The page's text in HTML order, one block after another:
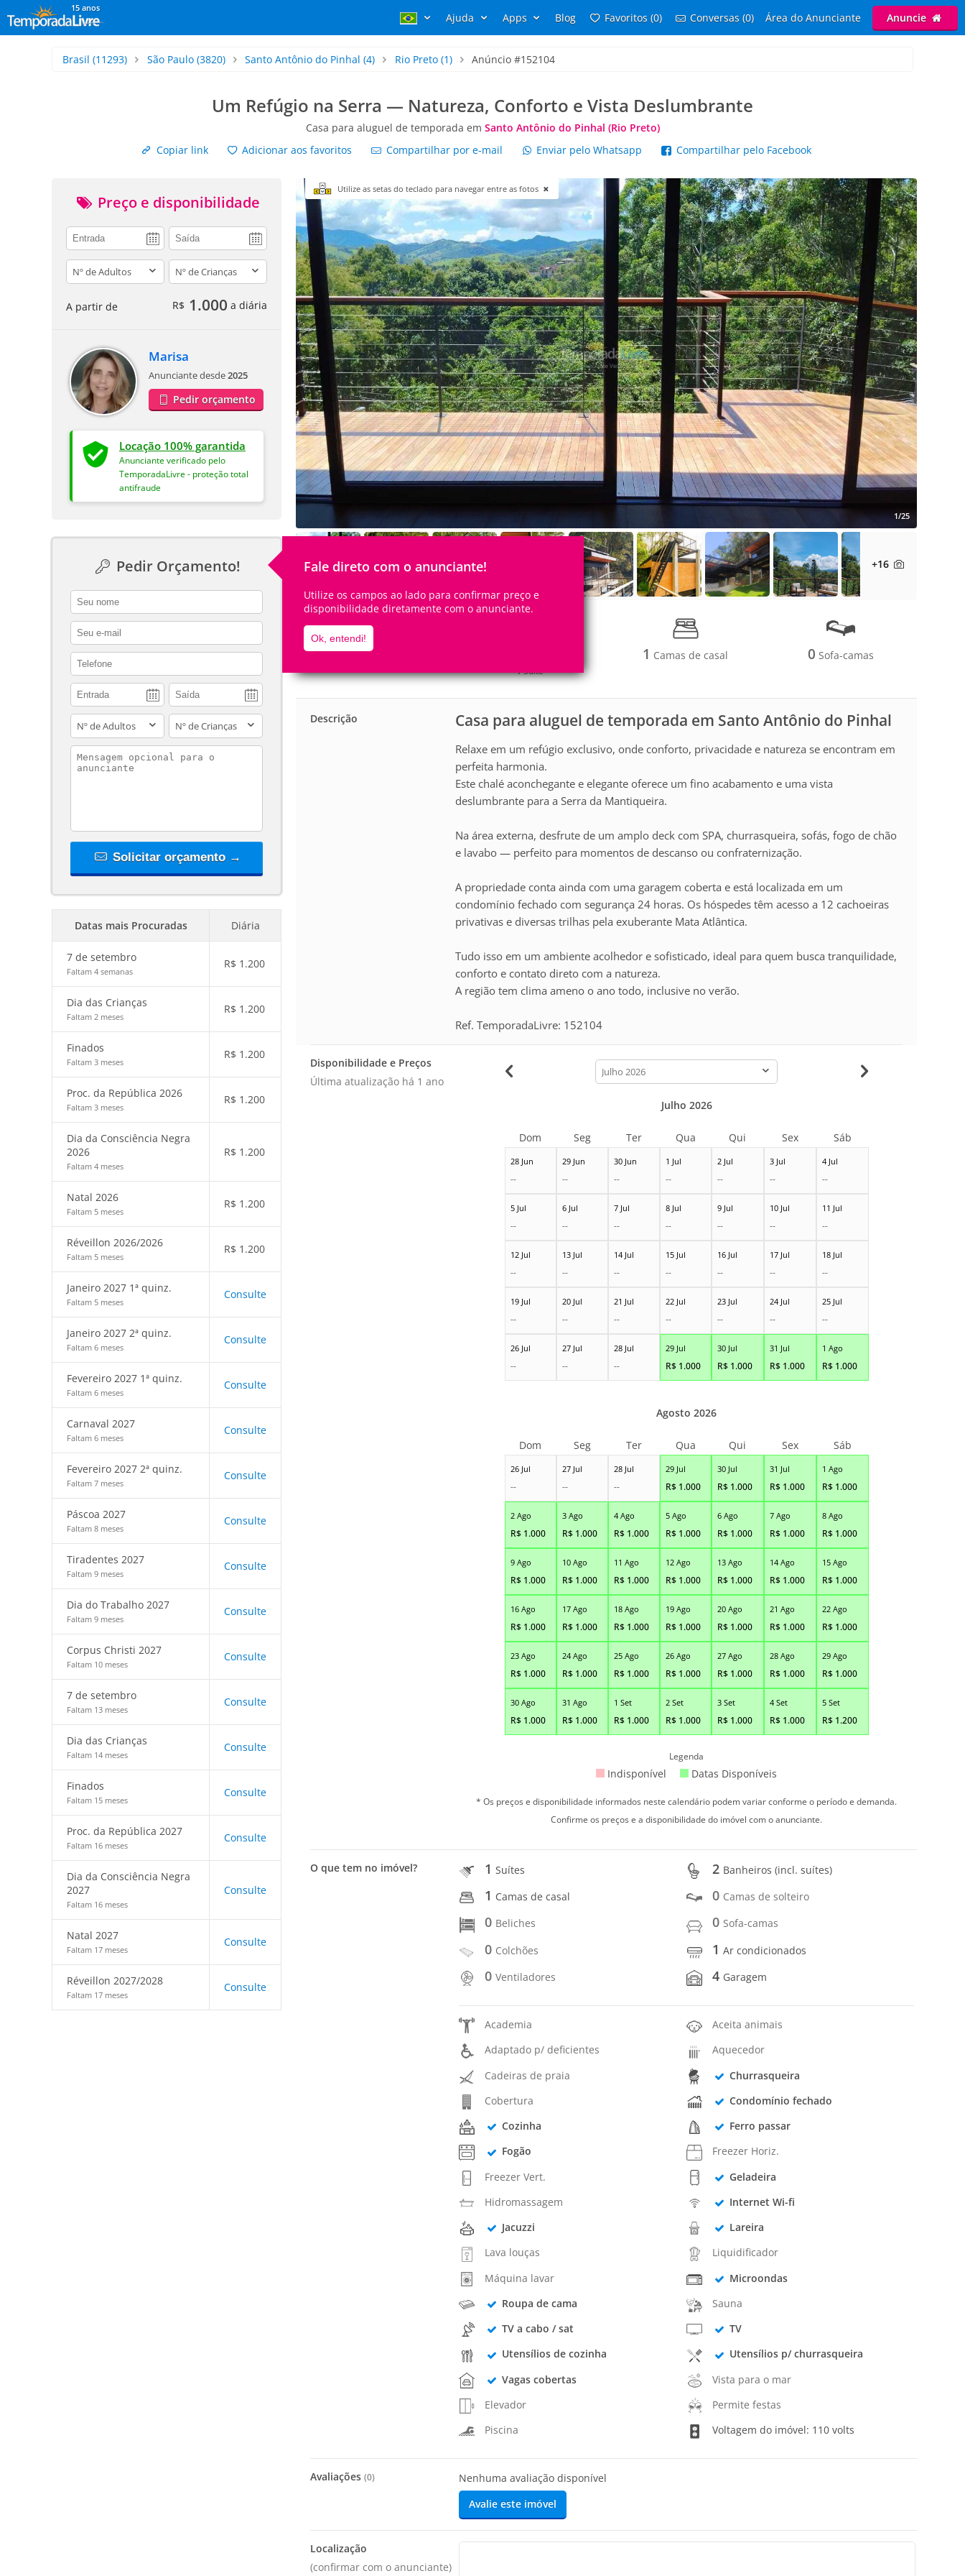
15 anos
Ajuda Apps Blog Favoritos (0) Conversas (0) Área do Anunciante Anuncie
Brasil (11293) São Paulo(3820) Santo Antônio do Pinhal (4) Rio Preto(1) Anúncio #152104
Um Refúgio na Serra — Natureza, Conforto e Vista Deslumbrante
Casa para aluguel de temporada em Santo Antônio do Pinhal (Rio Preto)
Copiar link
Adicionar aos favoritos Compartilhar por e-mail Enviar pelo Whatsapp Compartilhar pelo Facebook
Preço e disponibilidade
adults children
A partir de R$ 1.000 a diária
Marisa
Anunciante desde2025
Pedir orçamento
Locação 100% garantida
Anunciante verificado pelo
TemporadaLivre - proteção total
antifraude
Pedir Orçamento! Fale direto com o anunciante!
Utilize os campos ao lado para confirmar preço e
disponibilidade diretamente com o anunciante.
Ok, entendi!
contact_name
contact_email
contact_phone
adults children
contact_message
Solicitar orçamento →
Datas mais Procuradas Diária
7 de setembro
Faltam 4 semanas
R$ 1.200
Dia das Crianças
Faltam 2 meses
R$ 1.200
Finados
Faltam 3 meses
R$ 1.200
Proc. da República 2026
Faltam 3 meses
R$ 1.200
Dia da Consciência Negra
2026
Faltam 4 meses
R$ 1.200
Natal 2026
Faltam 5 meses
R$ 1.200
Réveillon 2026/2026
Faltam 5 meses
R$ 1.200
Janeiro 2027 1ª quinz.
Faltam 5 meses
Consulte
Janeiro 2027 2ª quinz.
Faltam 6 meses
Consulte
Fevereiro 2027 1ª quinz.
Faltam 6 meses
Consulte
Carnaval 2027
Faltam 6 meses
Consulte
Fevereiro 2027 2ª quinz.
Faltam 7 meses
Consulte
Páscoa 2027
Faltam 8 meses
Consulte
Tiradentes 2027
Faltam 9 meses
Consulte
Dia do Trabalho 2027
Faltam 9 meses
Consulte
Corpus Christi 2027
Faltam 10 meses
Consulte
7 de setembro
Faltam 13 meses
Consulte
Dia das Crianças
Faltam 14 meses
Consulte
Finados
Faltam 15 meses
Consulte
Proc. da República 2027
Faltam 16 meses
Consulte
Dia da Consciência Negra
2027
Faltam 16 meses
Consulte
Natal 2027
Faltam 17 meses
Consulte
Réveillon 2027/2028
Faltam 17 meses
Consulte
Utilize as setas do teclado para navegar entre as fotos
1/25
+16
2Pessoas
1Suíte
1 Camas de casal 0 Sofa-camas
Casa para aluguel de temporada em Santo Antônio do Pinhal
Descrição
Relaxe em um refúgio exclusivo, onde conforto, privacidade e natureza se encontram em
perfeita harmonia.
Este chalé aconchegante e elegante oferece um fino acabamento e uma vista
deslumbrante para a Serra da Mantiqueira.
Na área externa, desfrute de um amplo deck com SPA, churrasqueira, sofás, fogo de chão
e lavabo — perfeito para momentos de descanso ou confraternização.
A propriedade conta ainda com uma garagem coberta e está localizada em um
condomínio fechado com segurança 24 horas. Os hóspedes têm acesso a 12 cachoeiras
privativas e diversas trilhas pela exuberante Mata Atlântica.
Tudo isso em um ambiente acolhedor e sofisticado, ideal para quem busca tranquilidade,
conforto e contato direto com a natureza.
A região tem clima ameno o ano todo, inclusive no verão.
Ref. TemporadaLivre: 152104
Disponibilidade e Preços
Última atualização há 1 ano
calendar-
month
28 Jun
--
29 Jun
--
30 Jun
--
1 Jul
--
2 Jul
--
3 Jul
--
4 Jul
--
5 Jul
--
6 Jul
--
7 Jul
--
8 Jul
--
9 Jul
--
10 Jul
--
11 Jul
--
12 Jul
--
13 Jul
--
14 Jul
--
15 Jul
--
16 Jul
--
17 Jul
--
18 Jul
--
19 Jul
--
20 Jul
--
21 Jul
--
22 Jul
--
23 Jul
--
24 Jul
--
25 Jul
--
26 Jul
--
27 Jul
--
28 Jul
--
29 Jul
R$ 1.000
30 Jul
R$ 1.000
31 Jul
R$ 1.000
1 Ago
R$ 1.000
Julho 2026
Dom Seg Ter Qua Qui Sex Sáb
26 Jul
--
27 Jul
--
28 Jul
--
29 Jul
R$ 1.000
30 Jul
R$ 1.000
31 Jul
R$ 1.000
1 Ago
R$ 1.000
2 Ago
R$ 1.000
3 Ago
R$ 1.000
4 Ago
R$ 1.000
5 Ago
R$ 1.000
6 Ago
R$ 1.000
7 Ago
R$ 1.000
8 Ago
R$ 1.000
9 Ago
R$ 1.000
10 Ago
R$ 1.000
11 Ago
R$ 1.000
12 Ago
R$ 1.000
13 Ago
R$ 1.000
14 Ago
R$ 1.000
15 Ago
R$ 1.000
16 Ago
R$ 1.000
17 Ago
R$ 1.000
18 Ago
R$ 1.000
19 Ago
R$ 1.000
20 Ago
R$ 1.000
21 Ago
R$ 1.000
22 Ago
R$ 1.000
23 Ago
R$ 1.000
24 Ago
R$ 1.000
25 Ago
R$ 1.000
26 Ago
R$ 1.000
27 Ago
R$ 1.000
28 Ago
R$ 1.000
29 Ago
R$ 1.000
30 Ago
R$ 1.000
31 Ago
R$ 1.000
1 Set
R$ 1.000
2 Set
R$ 1.000
3 Set
R$ 1.000
4 Set
R$ 1.000
5 Set
R$ 1.200
Agosto 2026
Dom Seg Ter Qua Qui Sex Sáb
Legenda
Indisponível Datas Disponíveis
* Os preços e disponibilidade informados neste calendário podem variar conforme o período e demanda.
Confirme os preços e a disponibilidade do imóvel com o anunciante.
O que tem no imóvel? 1Suítes 2 Banheiros (incl. suítes)
1 Camas de casal 0 Camas de solteiro
0 Beliches 0 Sofa-camas
0 Colchões 1Ar condicionados
0Ventiladores 4 Garagem
Academia
Aceita animais
Adaptado p/ deficientes
Aquecedor
Cadeiras de praia
Churrasqueira
Cobertura
Condomínio fechado
Cozinha
Ferro passar
Fogão
Freezer Horiz.
Freezer Vert.
Geladeira
Hidromassagem
Internet Wi-fi
Jacuzzi
Lareira
Lava louças
Liquidificador
Máquina lavar
Microondas
Roupa de cama
Sauna
TV a cabo / sat
TV
Utensílios de cozinha
Utensílios p/ churrasqueira
Vagas cobertas
Vista para o mar
Elevador
Permite festas
Piscina
Voltagem do imóvel: 110 volts
Avaliações (0)
Nenhuma avaliação disponível
Avalie este imóvel
Localização
(confirmar com o anunciante)